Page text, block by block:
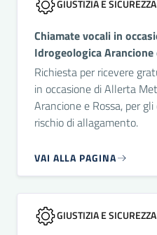
GIUSTIZIA E
Chiamate vocali in
Idrogeologica Arancione
Richiesta per ricevere
in occasione di Allerta
Arancione e Rossa, per
rischio di allagamento.
VAI ALLA PAGINA
GIUSTIZIA E